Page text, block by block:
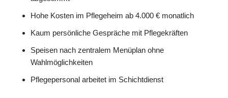
Hohe Kosten im Pflegeheim ab 4.000 € monatlich
Kaum persönliche Gespräche mit Pflegekräften
Speisen nach zentralem Menüplan ohne
Wahlmöglichkeiten
Pflegepersonal arbeitet im Schichtdienst